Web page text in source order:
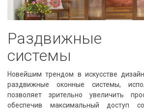
Раздвижные
системы
Новейшим трендом в искусстве
раздвижные оконные системы,
позволяет зрительно увеличить
обеспечив максимальный доступ